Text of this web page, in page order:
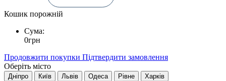
Кошик порожній
Сума:
0грн
Продовжити покупки Підтвердити замовлення
Оберіть місто
Дніпро Київ Львів Одеса Рівне Харків